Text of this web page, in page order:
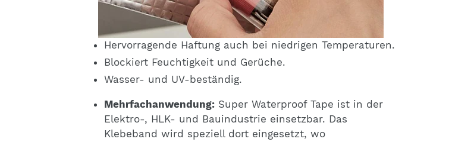
Hervorragende Haftung auch bei niedrigen Temperaturen.
Blockiert Feuchtigkeit und Gerüche.
Wasser- und UV-beständig.
Mehrfachanwendung: Super Waterproof Tape ist in der
Elektro-, HLK- und Bauindustrie einsetzbar. Das
Klebeband wird speziell dort eingesetzt, wo